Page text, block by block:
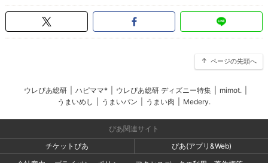
ページの先頭へ
ウレぴあ総研 ハピママ* ウレぴあ総研 ディズニー特集 mimot.
うまいめし
うまいパン うまい肉 Medery.
ぴあ関連サイト
チケットぴあ
ぴあ(アプリ&Web)